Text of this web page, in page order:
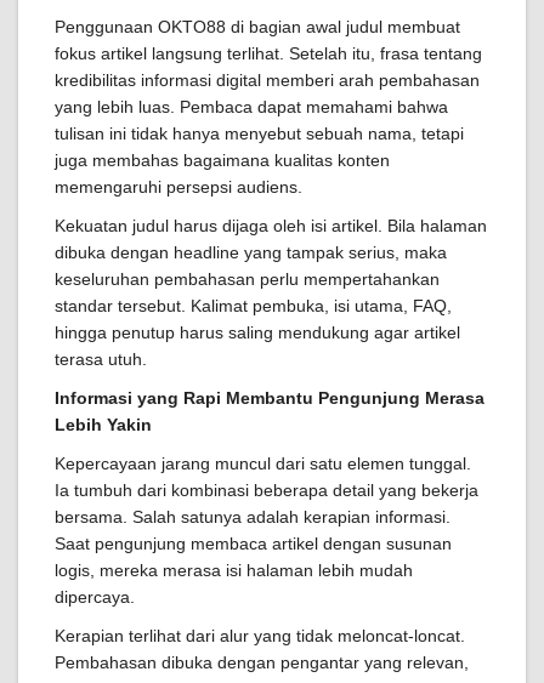
Penggunaan OKTO88 di bagian awal judul membuat
fokus artikel langsung terlihat. Setelah itu, frasa tentang
kredibilitas informasi digital memberi arah pembahasan
yang lebih luas. Pembaca dapat memahami bahwa
tulisan ini tidak hanya menyebut sebuah nama, tetapi
juga membahas bagaimana kualitas konten
memengaruhi persepsi audiens.
Kekuatan judul harus dijaga oleh isi artikel. Bila halaman
dibuka dengan headline yang tampak serius, maka
keseluruhan pembahasan perlu mempertahankan
standar tersebut. Kalimat pembuka, isi utama, FAQ,
hingga penutup harus saling mendukung agar artikel
terasa utuh.
Informasi yang Rapi Membantu Pengunjung Merasa
Lebih Yakin
Kepercayaan jarang muncul dari satu elemen tunggal.
Ia tumbuh dari kombinasi beberapa detail yang bekerja
bersama. Salah satunya adalah kerapian informasi.
Saat pengunjung membaca artikel dengan susunan
logis, mereka merasa isi halaman lebih mudah
dipercaya.
Kerapian terlihat dari alur yang tidak meloncat-loncat.
Pembahasan dibuka dengan pengantar yang relevan,